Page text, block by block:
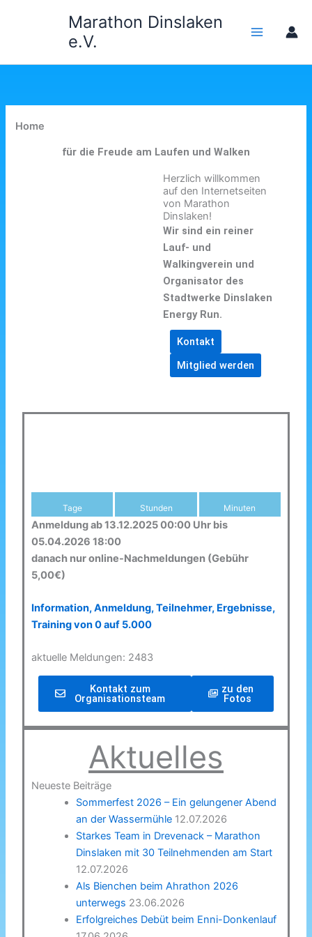
Marathon Dinslaken
e.V.
Home
für die Freude am Laufen und Walken
Herzlich willkommen
auf den Internetseiten
von Marathon
Dinslaken!
Wir sind ein reiner
Lauf- und
Walkingverein und
Organisator des
Stadtwerke Dinslaken
Energy Run.
Kontakt
Mitglied werden
Tage Stunden Minuten
Anmeldung ab 13.12.2025 00:00 Uhr bis
05.04.2026 18:00
danach nur online-Nachmeldungen (Gebühr
5,00€)
Information, Anmeldung, Teilnehmer, Ergebnisse,
Training von 0 auf 5.000
aktuelle Meldungen: 2483
Kontakt zum
Organisationsteam
zu den
Fotos
Aktuelles
Neueste Beiträge
Sommerfest 2026 – Ein gelungener Abend
an der Wassermühle 12.07.2026
Starkes Team in Drevenack – Marathon
Dinslaken mit 30 Teilnehmenden am Start
12.07.2026
Als Bienchen beim Ahrathon 2026
unterwegs 23.06.2026
Erfolgreiches Debüt beim Enni-Donkenlauf